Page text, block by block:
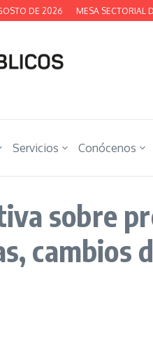
DE 2026 MESA SECTORIAL
Servicios Conócenos
sobre
cambios